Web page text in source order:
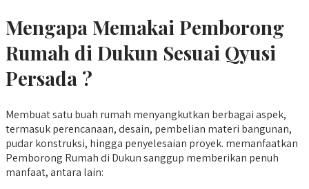
Mengapa Memakai Pemborong
Rumah di Dukun Sesuai Qyusi
Persada ?
Membuat satu buah rumah menyangkutkan berbagai aspek,
termasuk perencanaan, desain, pembelian materi bangunan,
pudar konstruksi, hingga penyelesaian proyek. memanfaatkan
Pemborong Rumah di Dukun sanggup memberikan penuh
manfaat, antara lain: